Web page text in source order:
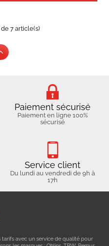
7 article(s)
Paiement sécurisé
Paiement en ligne 100%
sécurisé
Service client
Du lundi au vendredi de 9h à
17h
tarifs avec un service de qualité pour